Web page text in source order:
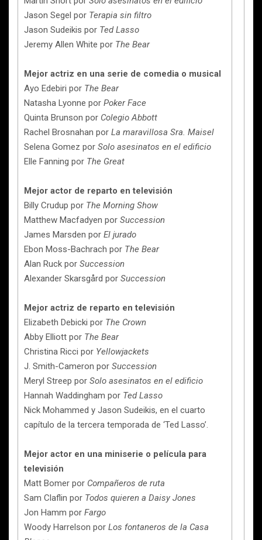
Jason Segel por Terapia sin filtro
Jason Sudeikis por Ted Lasso
Jeremy Allen White por The Bear
Mejor actriz en una serie de comedia o musical
Ayo Edebiri por The Bear
Natasha Lyonne por Poker Face
Quinta Brunson por Colegio Abbott
Rachel Brosnahan por La maravillosa Sra. Maisel
Selena Gomez por Solo asesinatos en el edificio
Elle Fanning por The Great
Mejor actor de reparto en televisión
Billy Crudup por The Morning Show
Matthew Macfadyen por Succession
James Marsden por El jurado
Ebon Moss-Bachrach por The Bear
Alan Ruck por Succession
Alexander Skarsgård por Succession
Mejor actriz de reparto en televisión
Elizabeth Debicki por The Crown
Abby Elliott por The Bear
Christina Ricci por Yellowjackets
J. Smith-Cameron por Succession
Meryl Streep por Solo asesinatos en el edificio
Hannah Waddingham por Ted Lasso
Nick Mohammed y Jason Sudeikis, en el cuarto
capítulo de la tercera temporada de ‘Ted Lasso’.
Mejor actor en una miniserie o película para
televisión
Matt Bomer por Compañeros de ruta
Sam Claflin por Todos quieren a Daisy Jones
Jon Hamm por Fargo
Woody Harrelson por Los fontaneros de la Casa